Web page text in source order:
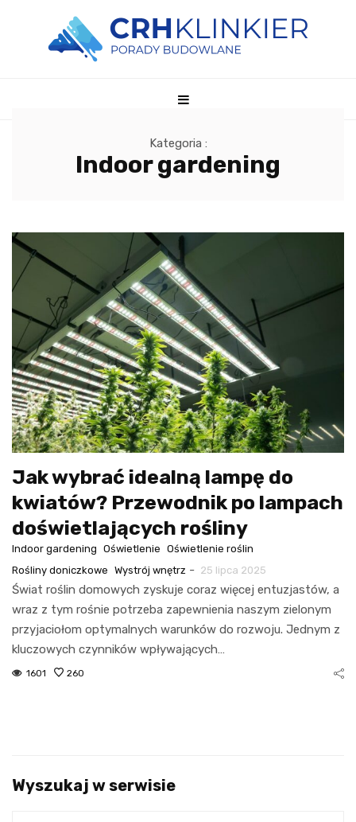
Kategoria :
Indoor gardening
Jak wybrać idealną lampę do
kwiatów? Przewodnik po lampach
doświetlających rośliny
Indoor gardening Oświetlenie Oświetlenie roślin
Rośliny doniczkowe Wystrój wnętrz - 25 lipca 2025
Świat roślin domowych zyskuje coraz więcej entuzjastów, a
wraz z tym rośnie potrzeba zapewnienia naszym zielonym
przyjaciołom optymalnych warunków do rozwoju. Jednym z
kluczowych czynników wpływających…
1601 260
Wyszukaj w serwisie